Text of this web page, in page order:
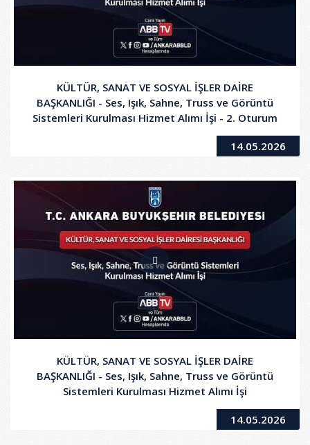
KÜLTÜR, SANAT VE SOSYAL İŞLER DAİRE
BAŞKANLIĞI - Ses, Işık, Sahne, Truss ve Görüntü
Sistemleri Kurulması Hizmet Alımı İşi - 2. Oturum
14.05.2026
KÜLTÜR, SANAT VE SOSYAL İŞLER DAİRE
BAŞKANLIĞI - Ses, Işık, Sahne, Truss ve Görüntü
Sistemleri Kurulması Hizmet Alımı İşi
14.05.2026